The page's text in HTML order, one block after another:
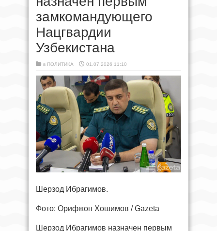
замкомандующего
Нацгвардии
Узбекистана
в ПОЛИТИКА 01.07.2026 11:10
Шерзод Ибрагимов.
Фото: Орифжон Хошимов / Gazeta
Шерзод Ибрагимов назначен первым